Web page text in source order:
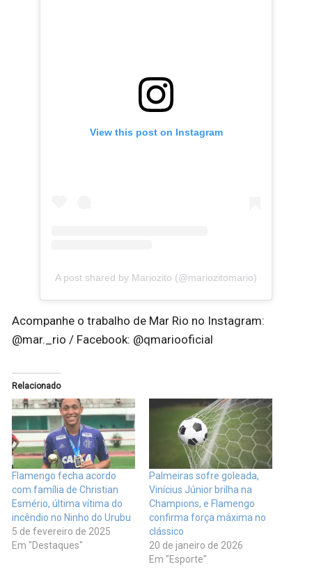
View this post on Instagram
A post shared by Mariozito (@mariozitomario)
Acompanhe o trabalho de Mar Rio no Instagram:
@mar._rio / Facebook: @qmariooficial
Relacionado
Flamengo fecha acordo
com família de Christian
Esmério, última vítima do
incêndio no Ninho do Urubu
5 de fevereiro de 2025
Em "Destaques"
Palmeiras sofre goleada,
Vinícius Júnior brilha na
Champions, e Flamengo
confirma força máxima no
clássico
20 de janeiro de 2026
Em "Esporte"